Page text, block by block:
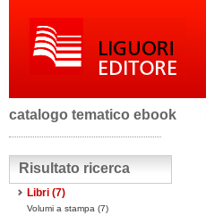
catalogo tematico ebook
Risultato ricerca
Libri (7)
Volumi a stampa (7)